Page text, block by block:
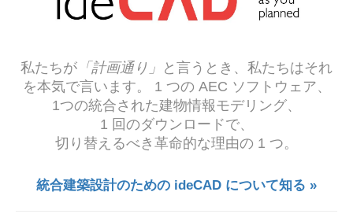
私たちが 「計画通り」 と言うとき、私たちはそれ
を本気で言います。 1 つの AEC ソフトウェア、
1つの統合された建物情報モデリング、
1 回のダウンロードで、
切り替えるべき革命的な理由の 1 つ。
統合建築設計のための ideCAD について知る »